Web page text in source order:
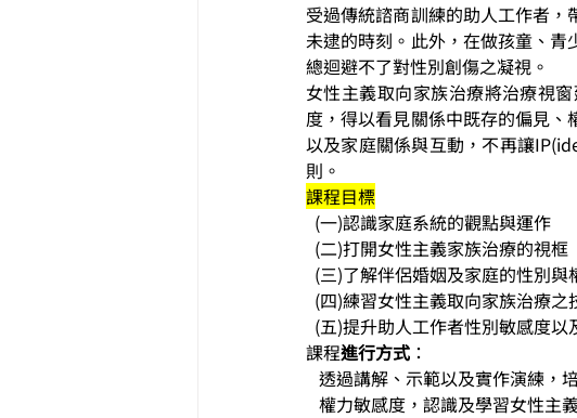
受過傳統諮商訓練的助人工作者
未逮的時刻。此外，在做孩童、青
總迴避不了對性別創傷之凝視。
女性主義取向家族治療將治療視
度，得以看見關係中既存的偏見
以及家庭關係與互動，不再讓
則。
課程目標
(一)認識家庭系統的觀點與運作
(二)打開女性主義家族治療的視框
(三)了解伴侶婚姻及家庭的性別與
(四)練習女性主義取向家族治療之
(五)提升助人工作者性別敏感度以
課程進行方式 ：
透過講解、示範以及實作演練，
權力敏感度，認識及學習女性主